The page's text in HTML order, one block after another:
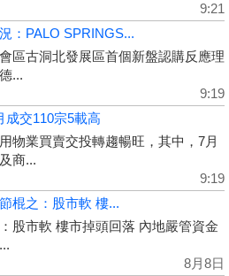
9:21
：PALO SPRINGS...
區古洞北發展區首個新盤認購反應理
...
9:19
成交110宗5載高
物業買賣交投轉趨暢旺，其中，7月
商...
9:19
棍之：股市軟 樓...
股市軟 樓市掉頭回落 內地嚴管資金
8月8日